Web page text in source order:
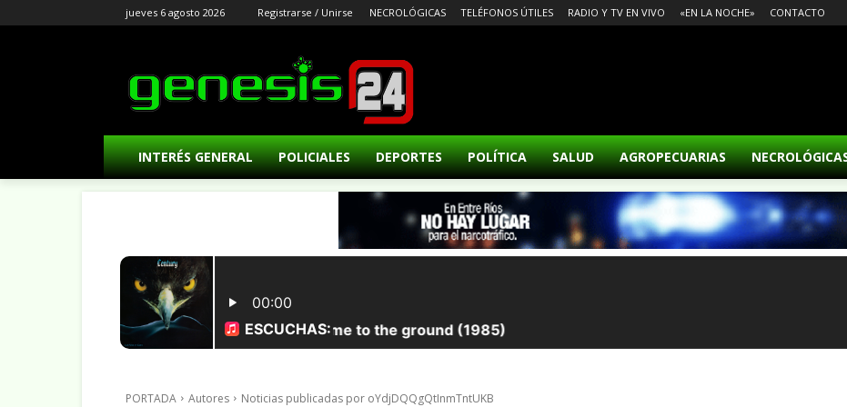
jueves 6 agosto 2026 Registrarse / Unirse NECROLÓGICAS TELÉFONOS ÚTILES RADIO Y TV EN VIVO «EN LA NOCHE» CONTACTO
INTERÉS GENERAL POLICIALES DEPORTES POLÍTICA SALUD AGROPECUARIAS
PORTADA Autores Noticias publicadas por oYdjDQQgQtInmTntUKB